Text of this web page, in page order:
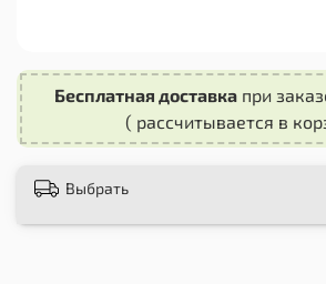
Бесплатная доставкапри
( рассчитывается в
Выбрать